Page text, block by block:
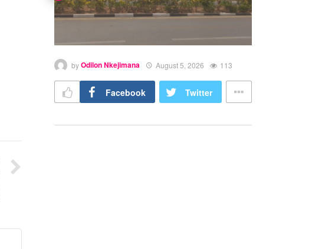
byOdilon Nkejimana August 5, 2026 113
Facebook Twitter